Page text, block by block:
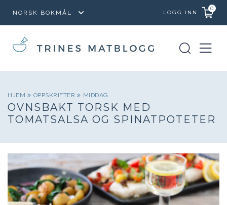
LOGG INN
0
HJEM OPPSKRIFTER MIDDAG
OVNSBAKT TORSK MED
TOMATSALSA OG SPINATPOTETER